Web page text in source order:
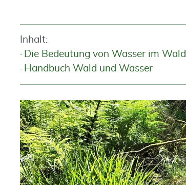
Inhalt:
Die Bedeutung von Wasser im Wald
Handbuch Wald und Wasser